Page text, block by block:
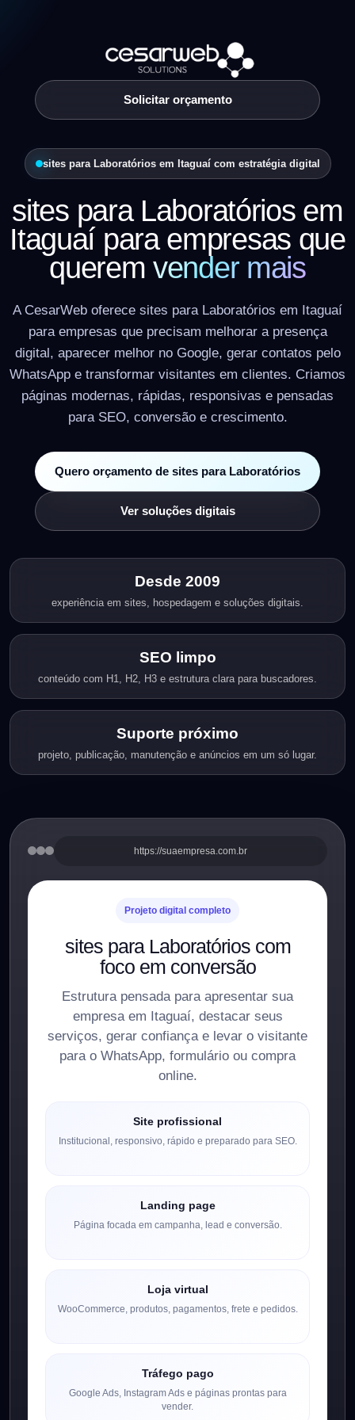
Solicitar orçamento
sites para Laboratórios em Itaguaí com estratégia digital
sites para Laboratórios em
Itaguaí para empresas que
queremvender mais
A CesarWeb oferece sites para Laboratórios em Itaguaí
para empresas que precisam melhorar a presença
digital, aparecer melhor no Google, gerar contatos pelo
WhatsApp e transformar visitantes em clientes. Criamos
páginas modernas, rápidas, responsivas e pensadas
para SEO, conversão e crescimento.
Quero orçamento de sites para Laboratórios
Ver soluções digitais
Desde 2009
experiência em sites, hospedagem e soluções digitais.
SEO limpo
conteúdo com H1, H2, H3 e estrutura clara para buscadores.
Suporte próximo
projeto, publicação, manutenção e anúncios em um só lugar.
https://suaempresa.com.br
Projeto digital completo
sites para Laboratórios com
foco em conversão
Estrutura pensada para apresentar sua
empresa em Itaguaí, destacar seus
serviços, gerar confiança e levar o visitante
para o WhatsApp, formulário ou compra
online.
Site profissional
Institucional, responsivo, rápido e preparado para SEO.
Landing page
Página focada em campanha, lead e conversão.
Loja virtual
WooCommerce, produtos, pagamentos, frete e pedidos.
Tráfego pago
Google Ads, Instagram Ads e páginas prontas para
vender.